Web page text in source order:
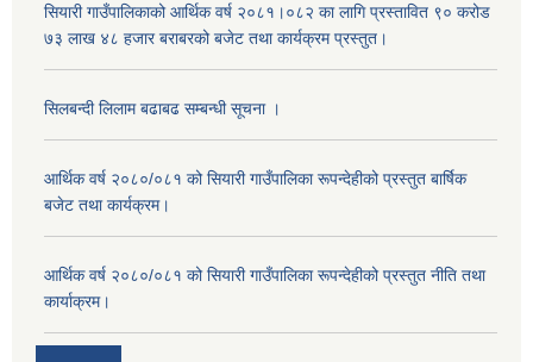
सियारी गाउँपालिकाको आर्थिक वर्ष २०८१।०८२ का लागि प्रस्तावित ९० करोड
७३ लाख ४८ हजार बराबरको बजेट तथा कार्यक्रम प्रस्तुत।
सिलबन्दी लिलाम बढाबढ सम्बन्धी सूचना ।
आर्थिक वर्ष २०८०/०८१ को सियारी गाउँपालिका रूपन्देहीको प्रस्तुत बार्षिक
बजेट तथा कार्यक्रम।
आर्थिक वर्ष २०८०/०८१ को सियारी गाउँपालिका रूपन्देहीको प्रस्तुत नीति तथा
कार्याक्रम।